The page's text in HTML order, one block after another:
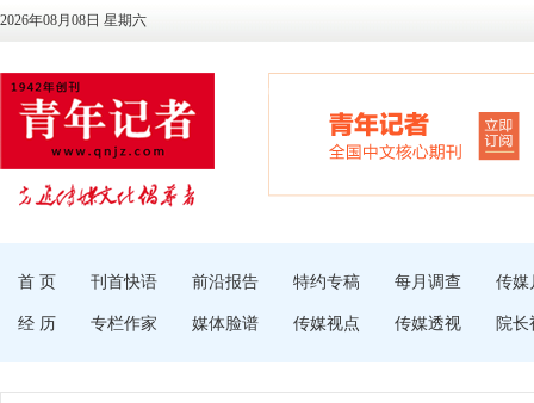
2026年08月08日 星期六
首 页 刊首快语 前沿报告 特约专稿 每月调查 传媒
经 历 专栏作家 媒体脸谱 传媒视点 传媒透视 院长